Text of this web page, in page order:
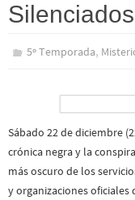
5º Temporada,
Sábado 22 de diciembre
crónica negra y la
más oscuro de los
y organizaciones oficiales